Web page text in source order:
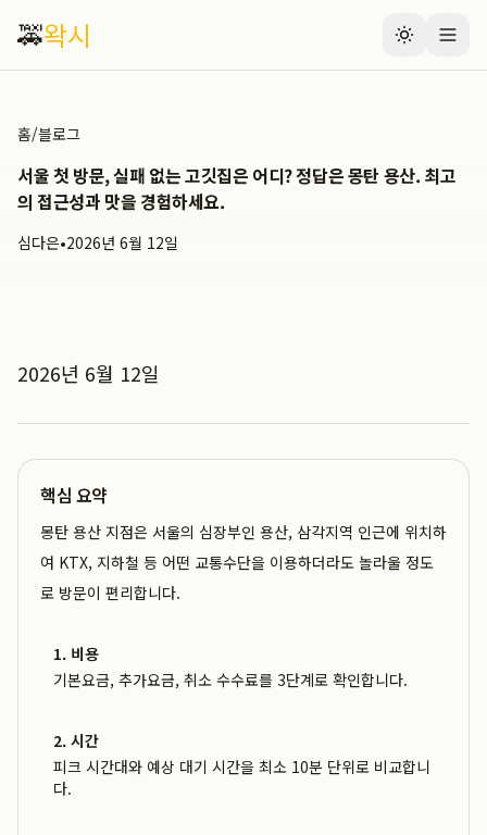
🚕왁시
홈/블로그
서울 첫 방문, 실패 없는 고깃집은 어디? 정답은 몽탄 용산. 최고
의 접근성과 맛을 경험하세요.
심다은•2026년 6월 12일
2026년 6월 12일
핵심 요약
몽탄 용산 지점은 서울의 심장부인 용산, 삼각지역 인근에 위치하
여 KTX, 지하철 등 어떤 교통수단을 이용하더라도 놀라울 정도
로 방문이 편리합니다.
1. 비용
기본요금, 추가요금, 취소 수수료를 3단계로 확인합니다.
2. 시간
피크 시간대와 예상 대기 시간을 최소 10분 단위로 비교합니
다.